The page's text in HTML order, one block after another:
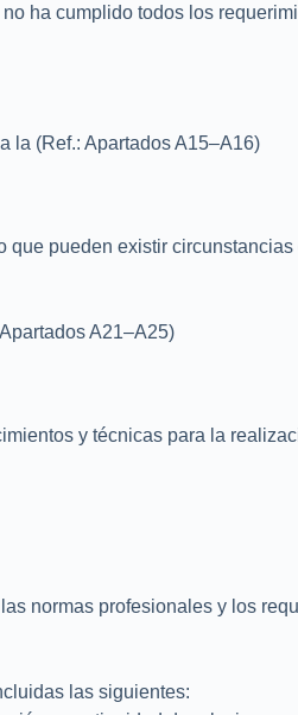
ha cumplido todos los
la (Ref.: Apartados A15–A16)
pueden existir
A21–A25)
y técnicas para la
normas profesionales y los
las siguientes: